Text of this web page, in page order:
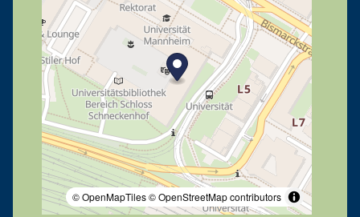
© OpenMapTiles© OpenStreetMap contributors